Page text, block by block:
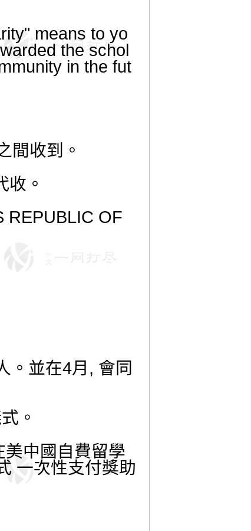
means to yo
the schol
in the fut
間收到。
收。
REPUBLIC OF
。並在4月 , 會同
。
美中國自費留學
一次性支付獎助